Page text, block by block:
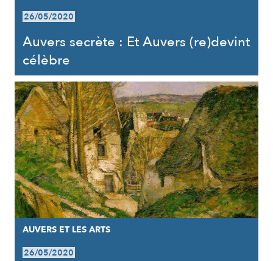
26/05/2020
Auvers secrète : Et Auvers (re)devint
célèbre
AUVERS ET LES ARTS
26/05/2020